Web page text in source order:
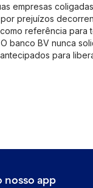
empresas
prejuízos
referência para
banco BV nunca
para
nosso app